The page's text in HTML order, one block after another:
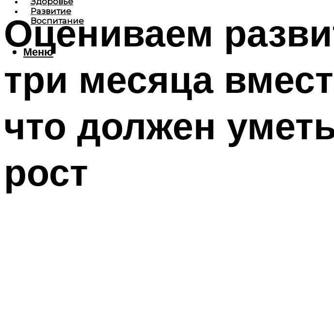
Развитие
Воспитание
Меню
Оцениваем
три месяца
что должен
рост